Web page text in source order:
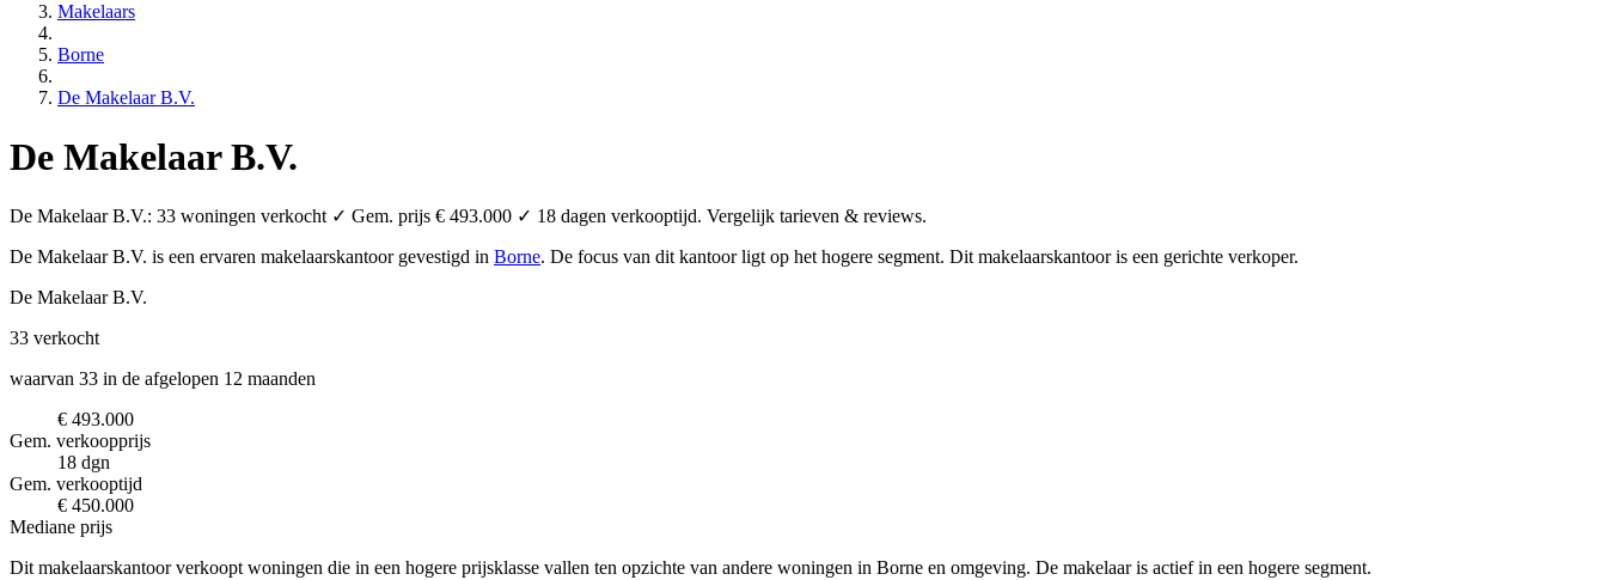
Makelaars
Borne
De Makelaar B.V.
De Makelaar B.V.
De Makelaar B.V.: 33 woningen verkocht ✓ Gem. prijs € 493.000 ✓ 18 dagen verkooptijd. Vergelijk tarieven & reviews.
De Makelaar B.V. is een ervaren makelaarskantoor gevestigd in Borne. De focus van dit kantoor ligt op het hogere segment. Dit makelaarskantoor is een gerichte verkoper.
De Makelaar B.V.
33 verkocht
waarvan 33 in de afgelopen 12 maanden
€ 493.000
Gem. verkoopprijs
18 dgn
Gem. verkooptijd
€ 450.000
Mediane prijs
Dit makelaarskantoor verkoopt woningen die in een hogere prijsklasse vallen ten opzichte van andere woningen in Borne en omgeving. De makelaar is actief in een hogere segment.